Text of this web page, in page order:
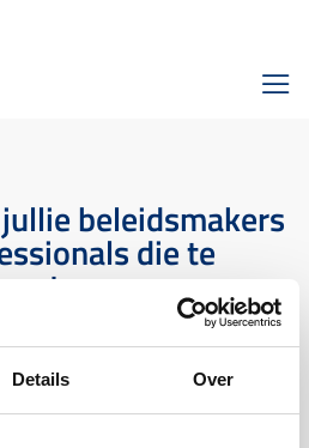
Details Over
beleidsmakers
die te
met financiële